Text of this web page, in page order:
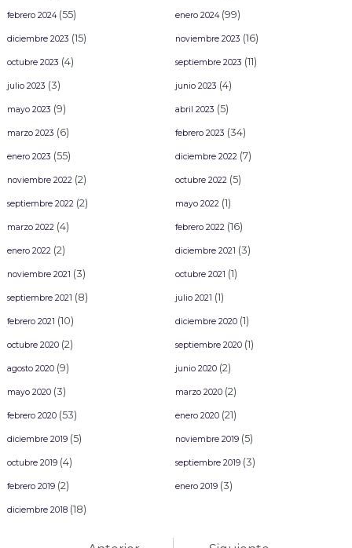
febrero 2024(55) enero 2024(99)
diciembre 2023 (15) noviembre 2023 (16)
octubre 2023 (4) septiembre 2023 (11)
julio 2023 (3) junio 2023 (4)
mayo 2023 (9) abril 2023 (5)
marzo 2023 (6) febrero 2023 (34)
enero 2023 (55) diciembre 2022 (7)
noviembre 2022 (2) octubre 2022 (5)
septiembre 2022 (2) mayo 2022 (1)
marzo 2022 (4) febrero 2022 (16)
enero 2022 (2) diciembre 2021 (3)
noviembre 2021 (3) octubre 2021 (1)
septiembre 2021 (8) julio 2021 (1)
febrero 2021 (10) diciembre 2020(1)
octubre 2020(2) septiembre 2020(1)
agosto 2020(9) junio 2020(2)
mayo 2020(3) marzo 2020(2)
febrero 2020(53) enero 2020(21)
diciembre 2019(5) noviembre 2019(5)
octubre 2019(4) septiembre 2019(3)
febrero 2019(2) enero 2019(3)
diciembre 2018(18)